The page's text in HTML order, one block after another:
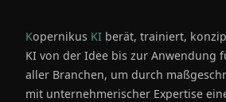
Kopernikus KI berät, trainiert,
KI von der Idee bis zur Anwendung
aller Branchen, um durch
mit unternehmerischer Expertise